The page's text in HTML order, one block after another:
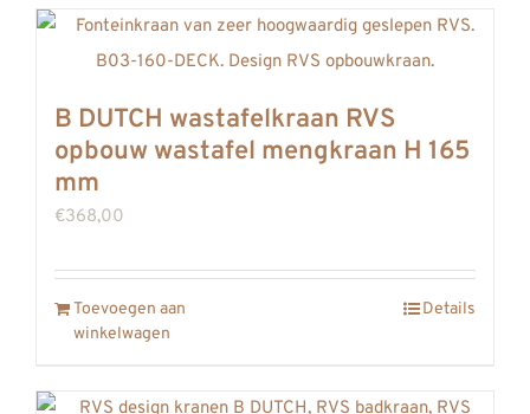
B DUTCH wastafelkraan RVS
opbouw wastafel mengkraan H 165
mm
€368,00
Toevoegen aan
winkelwagen
Details